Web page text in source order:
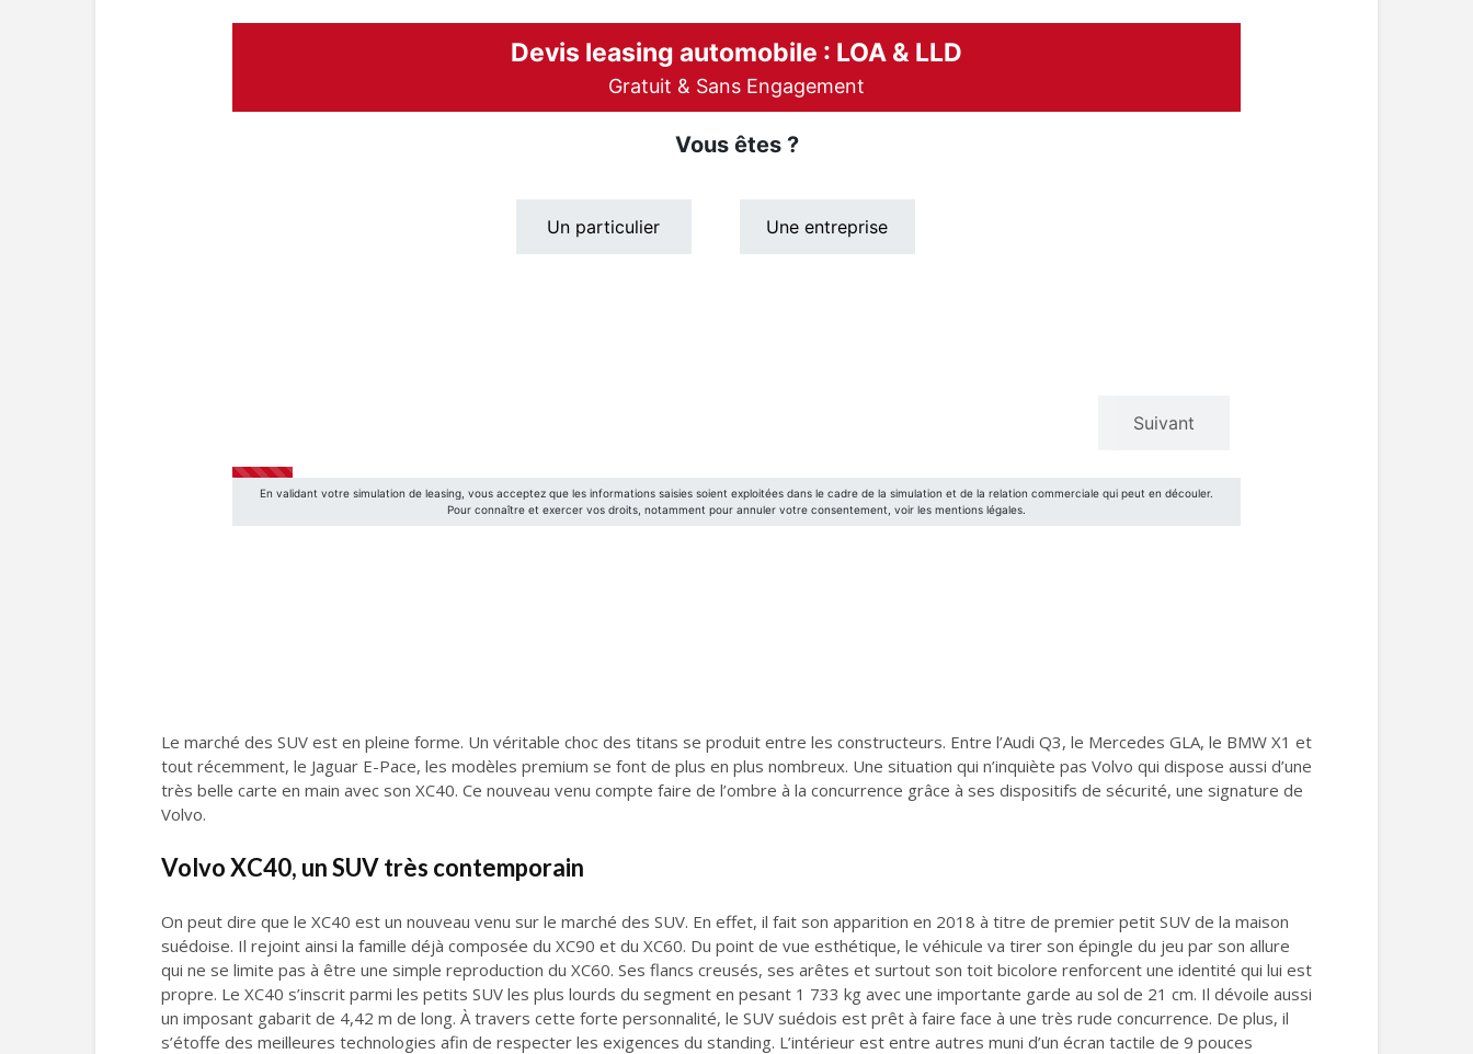
Le marché des SUV est en pleine forme. Un véritable choc des titans se produit entre les constructeurs. Entre l’Audi Q3, le Mercedes GLA, le BMW X1 et
tout récemment, le Jaguar E-Pace, les modèles premium se font de plus en plus nombreux. Une situation qui n’inquiète pas Volvo qui dispose aussi d’une
très belle carte en main avec son XC40. Ce nouveau venu compte faire de l’ombre à la concurrence grâce à ses dispositifs de sécurité, une signature de
Volvo.
Volvo XC40, un SUV très contemporain
On peut dire que le XC40 est un nouveau venu sur le marché des SUV. En effet, il fait son apparition en 2018 à titre de premier petit SUV de la maison
suédoise. Il rejoint ainsi la famille déjà composée du XC90 et du XC60. Du point de vue esthétique, le véhicule va tirer son épingle du jeu par son allure
qui ne se limite pas à être une simple reproduction du XC60. Ses flancs creusés, ses arêtes et surtout son toit bicolore renforcent une identité qui lui est
propre. Le XC40 s’inscrit parmi les petits SUV les plus lourds du segment en pesant 1 733 kg avec une importante garde au sol de 21 cm. Il dévoile aussi
un imposant gabarit de 4,42 m de long. À travers cette forte personnalité, le SUV suédois est prêt à faire face à une très rude concurrence. De plus, il
s’étoffe des meilleures technologies afin de respecter les exigences du standing. L’intérieur est entre autres muni d’un écran tactile de 9 pouces